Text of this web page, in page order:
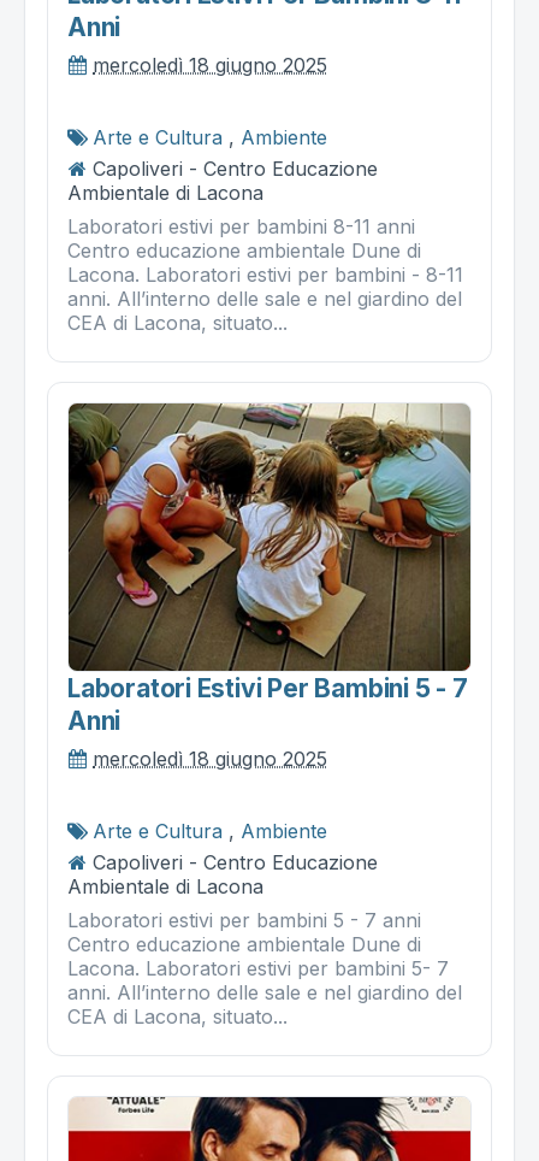
Anni
mercoledì 18 giugno 2025
Arte e Cultura , Ambiente
Capoliveri - Centro Educazione
Ambientale di Lacona
Laboratori estivi per bambini 8-11 anni
Centro educazione ambientale Dune di
Lacona. Laboratori estivi per bambini - 8-11
anni. All’interno delle sale e nel giardino del
CEA di Lacona, situato...
Laboratori Estivi Per Bambini 5 - 7
Anni
mercoledì 18 giugno 2025
Arte e Cultura , Ambiente
Capoliveri - Centro Educazione
Ambientale di Lacona
Laboratori estivi per bambini 5 - 7 anni
Centro educazione ambientale Dune di
Lacona. Laboratori estivi per bambini 5- 7
anni. All’interno delle sale e nel giardino del
CEA di Lacona, situato...